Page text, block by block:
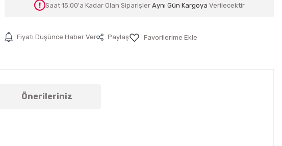
Saat 15:00'a Kadar Olan Siparişler Aynı Gün Kargoya Verilecektir
Fiyatı Düşünce Haber Ver Paylaş
Önerileriniz